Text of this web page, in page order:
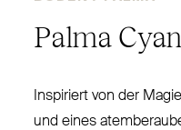
Palma Cyan
Inspiriert von der
und eines